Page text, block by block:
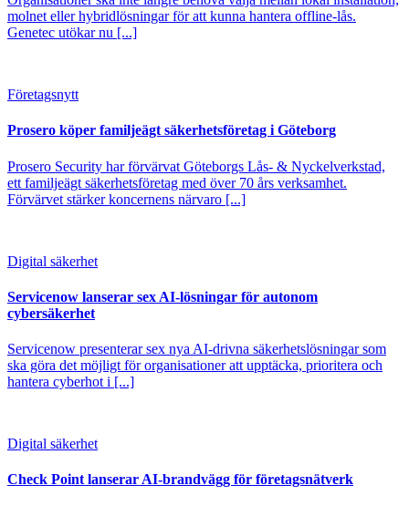
molnet eller hybridlösningar för att kunna hantera offline-lås.
Genetec utökar nu [...]
Företagsnytt
Prosero köper familjeägt säkerhetsföretag i Göteborg
Prosero Security har förvärvat Göteborgs Lås- & Nyckelverkstad,
ett familjeägt säkerhetsföretag med över 70 års verksamhet.
Förvärvet stärker koncernens närvaro [...]
Digital säkerhet
Servicenow lanserar sex AI-lösningar för autonom
cybersäkerhet
Servicenow presenterar sex nya AI-drivna säkerhetslösningar som
ska göra det möjligt för organisationer att upptäcka, prioritera och
hantera cyberhot i [...]
Digital säkerhet
Check Point lanserar AI-brandvägg för företagsnätverk